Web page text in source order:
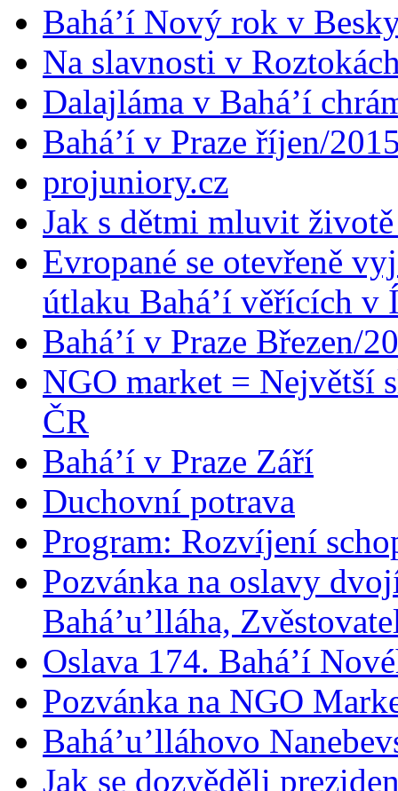
Bahá’í Nový rok v
Na slavnosti v
Dalajláma v Bahá’í
Bahá’í v Praze říjen/
projuniory.cz
Jak s dětmi mluvit
Evropané se otevřeně
útlaku Bahá’í věřících v
Bahá’í v Praze Březen/
NGO market = Největší
ČR
Bahá’í v Praze Září
Duchovní potrava
Program: Rozvíjení
Pozvánka na oslavy
Bahá’u’lláha,
Oslava 174. Bahá’í
Pozvánka na NGO
Bahá’u’lláhovo
Jak se dozvěděli